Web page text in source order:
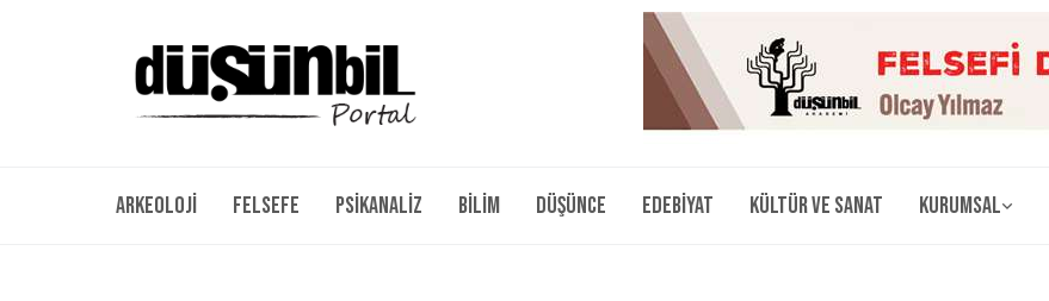
Arkeoloji Felsefe Psikanaliz Bilim Düşünce Edebiyat Kültür ve Sanat Kurumsal